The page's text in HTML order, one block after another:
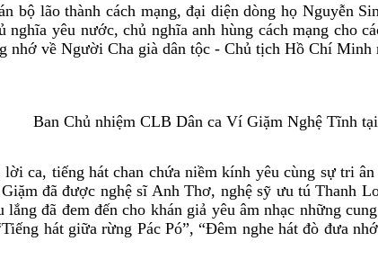
bộ lão thành cách mạng, đại diện dòng họ Nguyễn
nghĩa yêu nước, chủ nghĩa anh hùng cách mạng
nhớ về Người Cha già dân tộc - Chủ tịch Hồ Chí Minh
Ban Chủ nhiệm CLB Dân ca Ví Giặm Nghệ Tĩnh
ca, tiếng hát chan chứa niềm kính yêu cùng sự tri
đã được nghệ sĩ Anh Thơ, nghệ sỹ ưu tú Thanh
lắng đã đem đến cho khán giả yêu âm nhạc những
hát giữa rừng Pác Pó”, “Đêm nghe hát đò đưa